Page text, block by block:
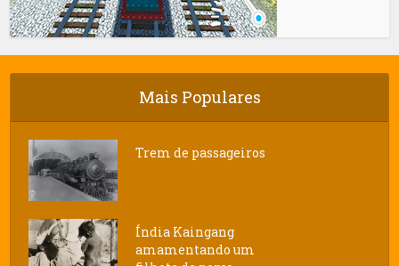
Mais Populares
Trem de passageiros
Índia Kaingang
amamentando um